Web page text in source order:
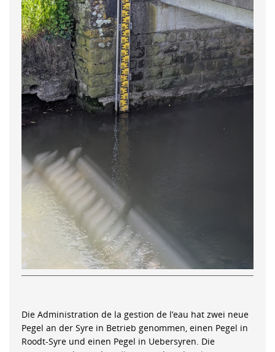
Die Administration de la gestion de l’eau hat zwei neue
Pegel an der Syre in Betrieb genommen, einen Pegel in
Roodt-Syre und einen Pegel in Uebersyren. Die